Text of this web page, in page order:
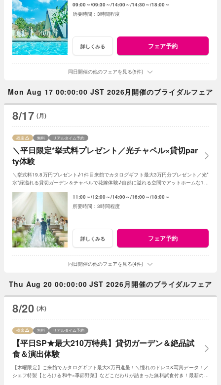
09:00～ 09:30～ 14:00～ 14:30～ 18:00～
3時間程度
詳しくみる フェア予約
同日開催の他のフェアを見る(5件)
Mon Aug 17 00:00:00 JST 2026月開催のブライダルフェア
8/17 (月)
＼平日限定*挙式料プレゼント／光チャペル×貸切par
ty体験
残席 無料 リアルタイム予約
＼挙式料19.8万円プレゼント♪1件目来館でカタログギフト最大3万円分プレゼント／光*
水*緑溢れる貸切ガーデン＆チャペルで花嫁体験♪自然に溢れる空間でアットホームな1日
11:00～ 12:00～ 14:00～ 16:00～ 18:00～
3時間程度
詳しくみる フェア予約
同日開催の他のフェアを見る(4件)
Thu Aug 20 00:00:00 JST 2026月開催のブライダルフェア
8/20 (木)
【平日SP★最大210万特典】貸切ガーデン＆絶品試
食＆演出体験
残席 無料 リアルタイム予約
【木曜限定】ご来館でカタログギフト最大3万円進呈！＼憧れのドレス&写真データ！／
シェフ特製【とろける和牛×季節野菜】などこだわりが詰まった無料試食付き！最新のマ